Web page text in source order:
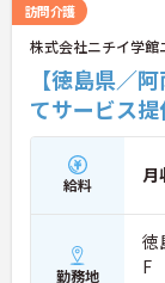
訪問介護
株式会社ニチイ学館
【徳島県／
てサービス
給料 月
勤務地
徳
F